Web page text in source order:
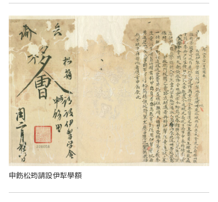
申飭松筠請設伊犁學額